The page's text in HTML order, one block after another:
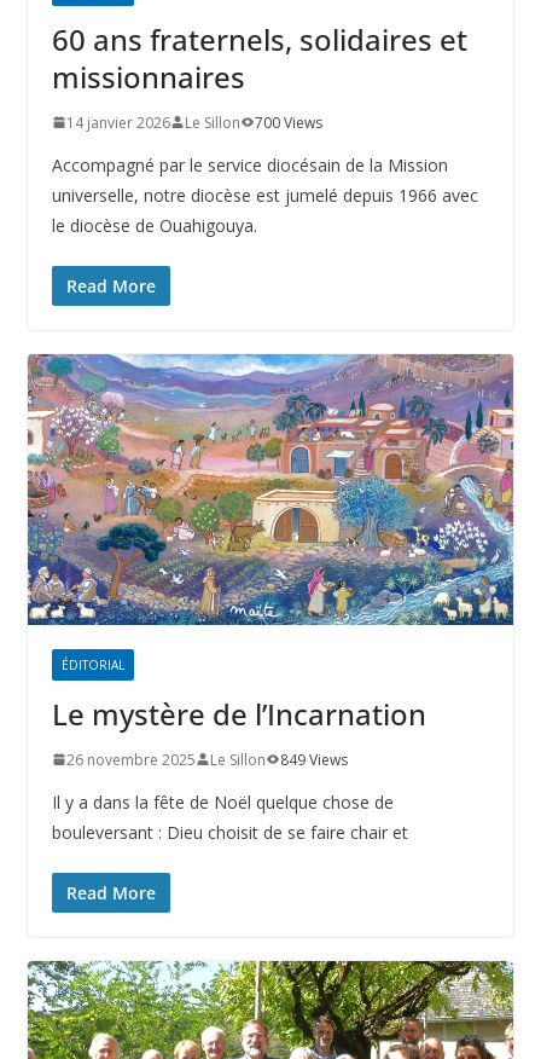
60 ans fraternels, solidaires et
missionnaires
14 janvier 2026 Le Sillon 700 Views
Accompagné par le service diocésain de la Mission
universelle, notre diocèse est jumelé depuis 1966 avec
le diocèse de Ouahigouya.
Read More
ÉDITORIAL
Le mystère de l’Incarnation
26 novembre 2025 Le Sillon 849 Views
Il y a dans la fête de Noël quelque chose de
bouleversant : Dieu choisit de se faire chair et
Read More